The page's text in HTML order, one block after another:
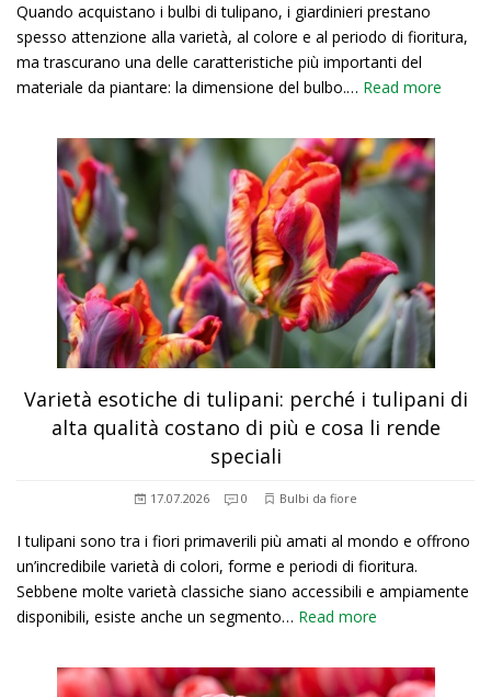
Quando acquistano i bulbi di tulipano, i giardinieri prestano
spesso attenzione alla varietà, al colore e al periodo di fioritura,
ma trascurano una delle caratteristiche più importanti del
materiale da piantare: la dimensione del bulbo.… Read more
Varietà esotiche di tulipani: perché i tulipani di
alta qualità costano di più e cosa li rende
speciali
17.07.2026 0 Bulbi da fiore
I tulipani sono tra i fiori primaverili più amati al mondo e offrono
un’incredibile varietà di colori, forme e periodi di fioritura.
Sebbene molte varietà classiche siano accessibili e ampiamente
disponibili, esiste anche un segmento… Read more